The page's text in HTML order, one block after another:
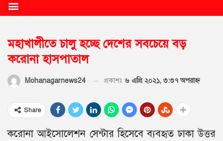
মহাখালীতে চালু হচ্ছে দেশের সবচেয়ে বড়
করোনা হাসপাতাল
Mohanagarnews24 প্রকাশঃ ৬ এপ্রি ২০২১, ৩:৩৭ অপরাহ্ণ
Share
করোনা আইসোলেশন সেন্টার হিসেবে ব্যবহৃত ঢাকা উত্তর